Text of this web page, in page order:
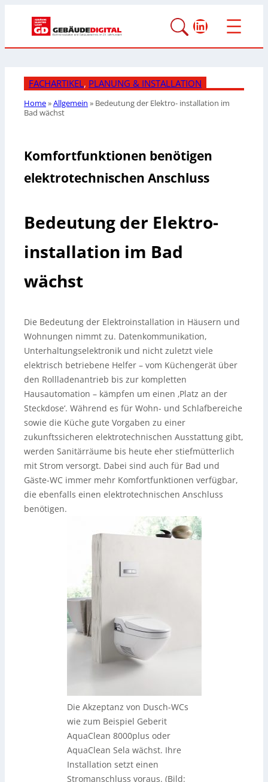
LinkedIn
FACHARTIKEL, PLANUNG & INSTALLATION
Home»Allgemein » Bedeutung der Elektro- installation im
Bad wächst
Komfortfunktionen benötigen
elektrotechnischen Anschluss
Bedeutung der Elektro-
installation im Bad
wächst
Die Bedeutung der Elektroinstallation in Häusern und
Wohnungen nimmt zu. Datenkommunikation,
Unterhaltungselektronik und nicht zuletzt viele
elektrisch betriebene Helfer – vom Küchengerät über
den Rollladenantrieb bis zur kompletten
Hausautomation – kämpfen um einen ‚Platz an der
Steckdose‘. Während es für Wohn- und Schlafbereiche
sowie die Küche gute Vorgaben zu einer
zukunftssicheren elektrotechnischen Ausstattung gibt,
werden Sanitärräume bis heute eher stiefmütterlich
mit Strom versorgt. Dabei sind auch für Bad und
Gäste-WC immer mehr Komfortfunktionen verfügbar,
die ebenfalls einen elektrotechnischen Anschluss
benötigen.
Die Akzeptanz von Dusch-WCs
wie zum Beispiel Geberit
AquaClean 8000plus oder
AquaClean Sela wächst. Ihre
Installation setzt einen
Stromanschluss voraus. (Bild: